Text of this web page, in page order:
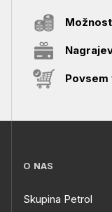
Povsem
O NAS
Skupina Petrol